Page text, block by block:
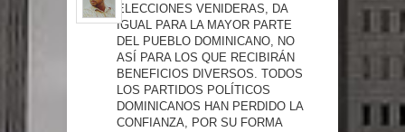
gran parte del territorio nacional
Miles de marroquíes cruzan la
frontera en masa para entrar a
ELECCIONES VENIDERAS, DA
IGUAL PARA LA MAYOR PARTE
DEL PUEBLO DOMINICANO, NO
ASÍ PARA LOS QUE RECIBIRÁN
BENEFICIOS DIVERSOS. TODOS
LOS PARTIDOS POLÍTICOS
DOMINICANOS HAN PERDIDO LA
CONFIANZA, POR SU FORMA